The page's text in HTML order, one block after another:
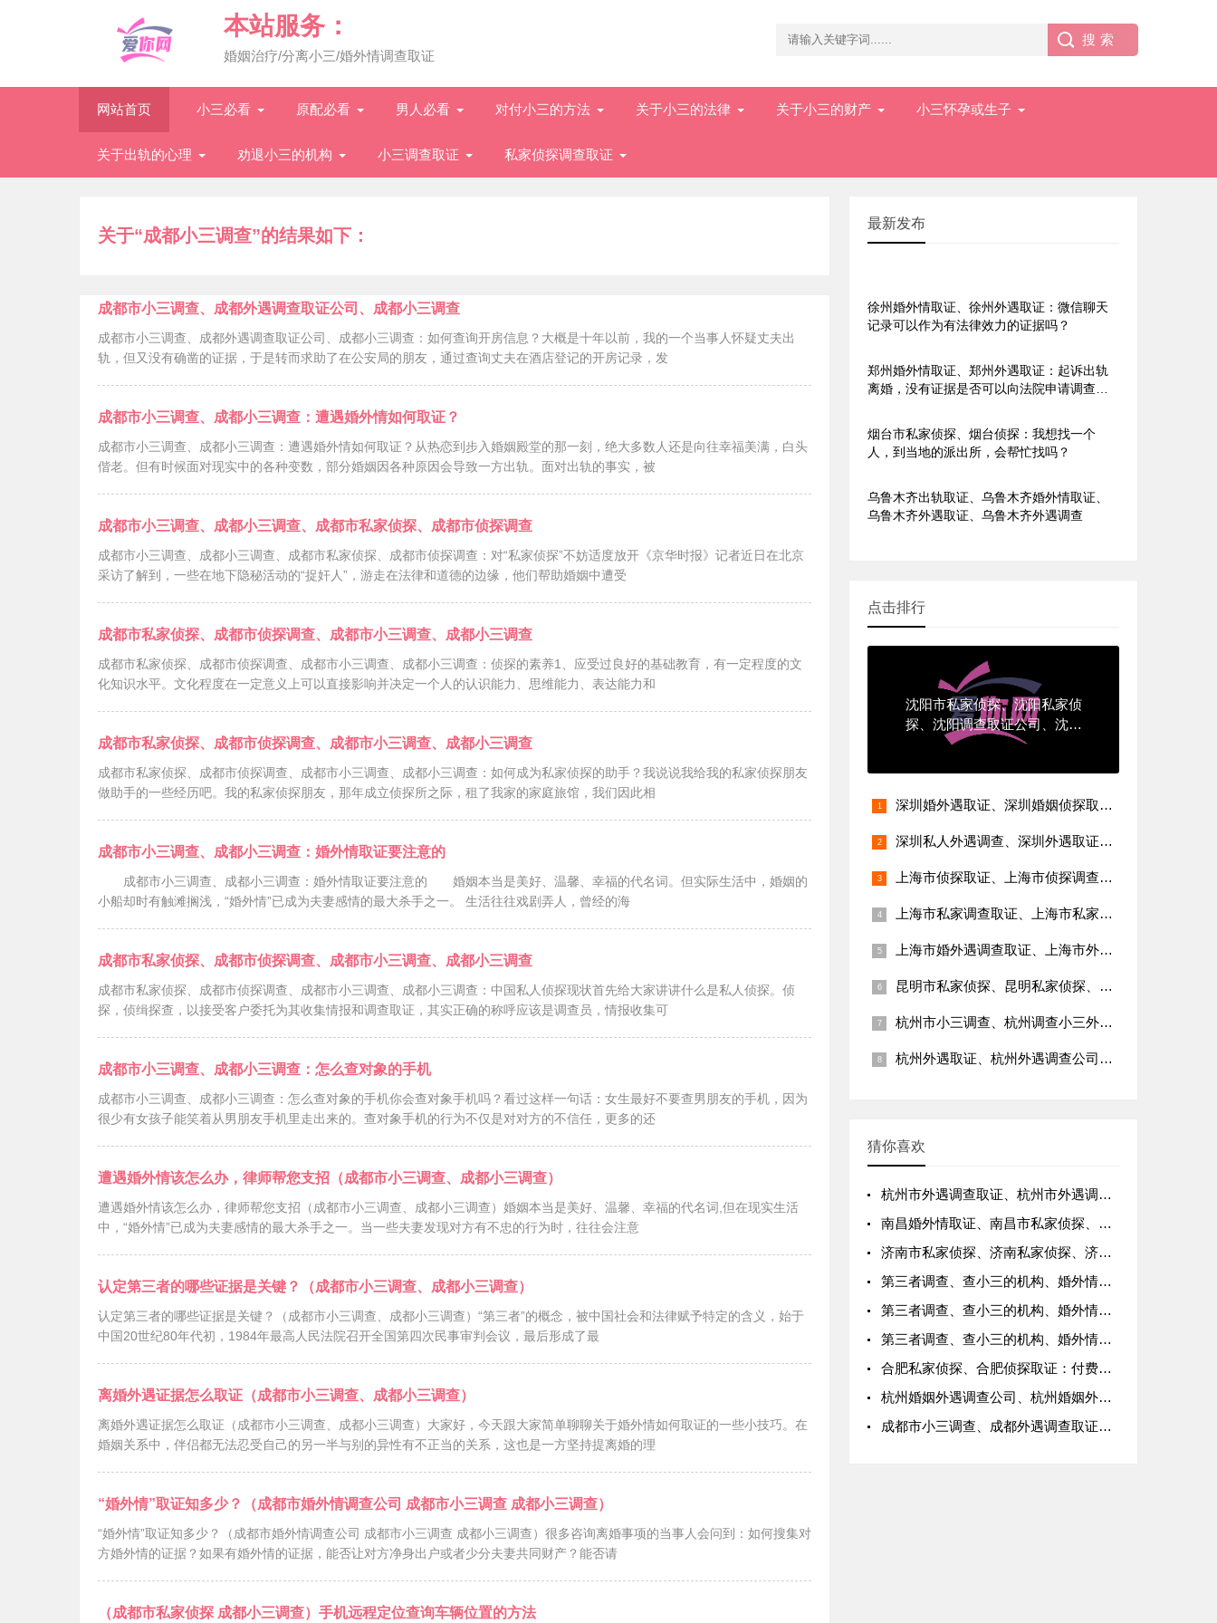
本站服务：
婚姻治疗/分离小三/婚外情调查取证
网站首页 小三必看 原配必看 男人必看 对付小三的方法 关于小三的法律 关于小三的财产 小三怀孕或生子
关于出轨的心理 劝退小三的机构 小三调查取证 私家侦探调查取证
关于“成都小三调查”的结果如下：
成都市小三调查、成都外遇调查取证公司、成都小三调查
成都市小三调查、成都外遇调查取证公司、成都小三调查：如何查询开房信息？大概是十年以前，我的一个当事人怀疑丈夫出
轨，但又没有确凿的证据，于是转而求助了在公安局的朋友，通过查询丈夫在酒店登记的开房记录，发
成都市小三调查、成都小三调查：遭遇婚外情如何取证？
成都市小三调查、成都小三调查：遭遇婚外情如何取证？从热恋到步入婚姻殿堂的那一刻，绝大多数人还是向往幸福美满，白头
偕老。但有时候面对现实中的各种变数，部分婚姻因各种原因会导致一方出轨。面对出轨的事实，被
成都市小三调查、成都小三调查、成都市私家侦探、成都市侦探调查
成都市小三调查、成都小三调查、成都市私家侦探、成都市侦探调查：对“私家侦探”不妨适度放开《京华时报》记者近日在北京
采访了解到，一些在地下隐秘活动的“捉奸人”，游走在法律和道德的边缘，他们帮助婚姻中遭受
成都市私家侦探、成都市侦探调查、成都市小三调查、成都小三调查
成都市私家侦探、成都市侦探调查、成都市小三调查、成都小三调查：侦探的素养1、应受过良好的基础教育，有一定程度的文
化知识水平。文化程度在一定意义上可以直接影响并决定一个人的认识能力、思维能力、表达能力和
成都市私家侦探、成都市侦探调查、成都市小三调查、成都小三调查
成都市私家侦探、成都市侦探调查、成都市小三调查、成都小三调查：如何成为私家侦探的助手？我说说我给我的私家侦探朋友
做助手的一些经历吧。我的私家侦探朋友，那年成立侦探所之际，租了我家的家庭旅馆，我们因此相
成都市小三调查、成都小三调查：婚外情取证要注意的
成都市小三调查、成都小三调查：婚外情取证要注意的 婚姻本当是美好、温馨、幸福的代名词。但实际生活中，婚姻的
小船却时有触滩搁浅，“婚外情”已成为夫妻感情的最大杀手之一。 生活往往戏剧弄人，曾经的海
成都市私家侦探、成都市侦探调查、成都市小三调查、成都小三调查
成都市私家侦探、成都市侦探调查、成都市小三调查、成都小三调查：中国私人侦探现状首先给大家讲讲什么是私人侦探。侦
探，侦缉探查，以接受客户委托为其收集情报和调查取证，其实正确的称呼应该是调查员，情报收集可
成都市小三调查、成都小三调查：怎么查对象的手机
成都市小三调查、成都小三调查：怎么查对象的手机你会查对象手机吗？看过这样一句话：女生最好不要查男朋友的手机，因为
很少有女孩子能笑着从男朋友手机里走出来的。查对象手机的行为不仅是对对方的不信任，更多的还
遭遇婚外情该怎么办，律师帮您支招（成都市小三调查、成都小三调查）
遭遇婚外情该怎么办，律师帮您支招（成都市小三调查、成都小三调查）婚姻本当是美好、温馨、幸福的代名词,但在现实生活
中，“婚外情”已成为夫妻感情的最大杀手之一。当一些夫妻发现对方有不忠的行为时，往往会注意
认定第三者的哪些证据是关键？（成都市小三调查、成都小三调查）
认定第三者的哪些证据是关键？（成都市小三调查、成都小三调查）“第三者”的概念，被中国社会和法律赋予特定的含义，始于
中国20世纪80年代初，1984年最高人民法院召开全国第四次民事审判会议，最后形成了最
离婚外遇证据怎么取证（成都市小三调查、成都小三调查）
离婚外遇证据怎么取证（成都市小三调查、成都小三调查）大家好，今天跟大家简单聊聊关于婚外情如何取证的一些小技巧。在
婚姻关系中，伴侣都无法忍受自己的另一半与别的异性有不正当的关系，这也是一方坚持提离婚的理
“婚外情”取证知多少？（成都市婚外情调查公司 成都市小三调查 成都小三调查）
“婚外情”取证知多少？（成都市婚外情调查公司 成都市小三调查 成都小三调查）很多咨询离婚事项的当事人会问到：如何搜集对
方婚外情的证据？如果有婚外情的证据，能否让对方净身出户或者少分夫妻共同财产？能否请
（成都市私家侦探 成都小三调查）手机远程定位查询车辆位置的方法
最新发布
长沙市私家侦探、长沙私家侦
徐州婚外情取证、徐州外遇取证：微信聊天
记录可以作为有法律效力的证据吗？
郑州婚外情取证、郑州外遇取证：起诉出轨
离婚，没有证据是否可以向法院申请调查令
烟台市私家侦探、烟台侦探：我想找一个
人，到当地的派出所，会帮忙找吗？
乌鲁木齐出轨取证、乌鲁木齐婚外情取证、
乌鲁木齐外遇取证、乌鲁木齐外遇调查
点击排行
沈阳市私家侦探、沈阳私家侦
探、沈阳调查取证公司、沈阳
外遇取证、沈阳侦探取证、沈
深圳婚外遇取证、深圳婚姻侦探取证、深圳市出轨调查、深圳市外遇调查公司
深圳私人外遇调查、深圳外遇取证、深圳外遇调查公司、深圳外遇调查取证、深圳外遇证据调查公司
上海市侦探取证、上海市侦探调查、上海市正规侦探、上海侦探私人调查公司、上海侦探调查取证
上海市私家调查取证、上海市私家侦探、上海私家调查侦探、上海私家侦探社、上海私家正规侦探、上海私人侦探
上海市婚外遇调查取证、上海市外遇取证公司、上海市外遇调查公司、上海市外遇调查取证、上海私人调查外遇
昆明市私家侦探、昆明私家侦探、昆明侦探取证、昆明侦探调查取证
杭州市小三调查、杭州调查小三外遇、杭州小三调查公司、杭州小三调查取证
杭州外遇取证、杭州外遇调查公司、杭州外遇调查取证、杭州外遇调查取证网、杭州外遇调查侦探
猜你喜欢
杭州市外遇调查取证、杭州市外遇调查取证公司、杭州市侦探外遇调查取证、杭州私家调查外遇
南昌婚外情取证、南昌市私家侦探、南昌外遇取证、南昌侦探取证
济南市私家侦探、济南私家侦探、济南调查取证公司、济南侦探取证
第三者调查、查小三的机构、婚外情专业调查机构
第三者调查、查小三的机构、婚外情专业调查机构
第三者调查、查小三的机构、婚外情专业调查机构
合肥私家侦探、合肥侦探取证：付费让咨询公司跟踪拍摄取得的视频，能当作合法有效的证据吗？
杭州婚姻外遇调查公司、杭州婚姻外遇侦探、杭州市婚外遇调查
成都市小三调查、成都外遇调查取证公司、成都小三调查